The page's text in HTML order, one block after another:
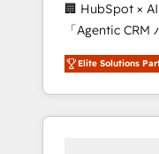
data integrity. ➤
HubSpot to
marketing, and
and
agents, and
Ongoing
🏢 HubSpot ×
「Agentic CRM パートナ
務をつなぐAIネ
て、HubSpot
を再設計します。 💡 100inc は何をす
か？ HubSpot
Elite Solutions